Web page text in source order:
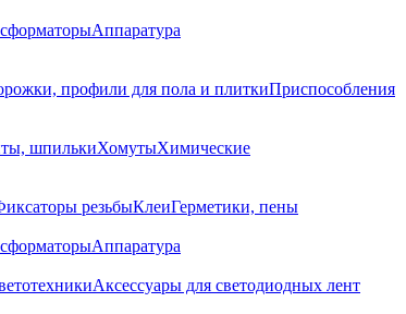
Аппаратура
профили для пола и плиткиПриспособления
шпилькиХомутыХимические
резьбыКлеиГерметики, пены
Аппаратура
Аксессуары для светодиодных лент